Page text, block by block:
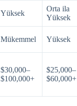
Yüksek
Orta ila
Yüksek
Mükemmel Yüksek
$30,000–
$100,000+
$25,000–
$60,000+